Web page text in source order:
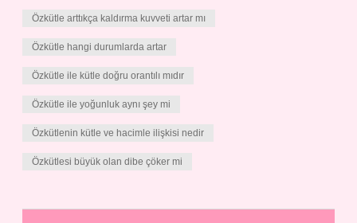
Özkütle arttıkça kaldırma kuvveti artar mı
Özkütle hangi durumlarda artar
Özkütle ile kütle doğru orantılı mıdır
Özkütle ile yoğunluk aynı şey mi
Özkütlenin kütle ve hacimle ilişkisi nedir
Özkütlesi büyük olan dibe çöker mi